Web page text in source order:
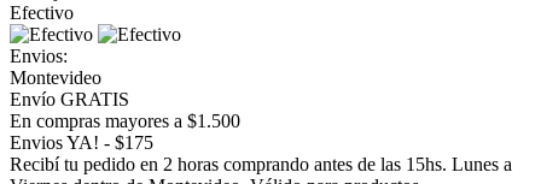
Efectivo
Envios:
Montevideo
Envío GRATIS
En compras mayores a $1.500
Envios YA! - $175
Recibí tu pedido en 2 horas comprando antes de las 15hs. Lunes a